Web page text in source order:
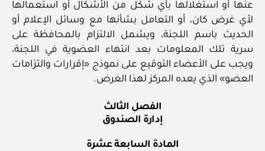
عنها أو استغلالها بأي شكل من الأشكال أو استعمالها
لأي غرض كان، أو التعامل بشأنها مع وسائل الإعلام أو
الحديث باسم اللجنة، ويشمل الالتزام بالمحافظة على
سرية تلك المعلومات بعد انتهاء العضوية في اللجنة،
ويجب على الأعضاء التوقيع على نموذج «إقرارات والتزامات
العضو» الذي يعده المركز لهذا الغرض.
الفصل الثالث
إدارة الصندوق
المادة السابعة عشرة